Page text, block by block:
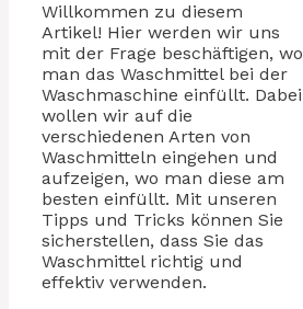
Willkommen zu diesem
Artikel! Hier werden wir uns
mit der Frage beschäftigen, wo
man das Waschmittel bei der
Waschmaschine einfüllt. Dabei
wollen wir auf die
verschiedenen Arten von
Waschmitteln eingehen und
aufzeigen, wo man diese am
besten einfüllt. Mit unseren
Tipps und Tricks können Sie
sicherstellen, dass Sie das
Waschmittel richtig und
effektiv verwenden.